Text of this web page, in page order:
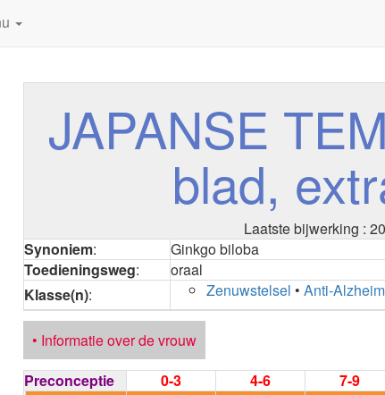
JAPANSE
blad,
Laatste bijwerking :
Synoniem:
Ginkgo biloba
Toedieningsweg:
oraal
Klasse(n): Zenuwstelsel •Anti-
• Informatie over de vrouw
Preconceptie
0-3 4-6 7-9